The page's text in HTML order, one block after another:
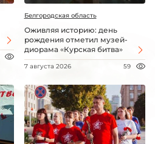
Белгородская область
Оживляя историю: день
рождения отметил музей-
диорама «Курская битва»
7 августа 2026 59